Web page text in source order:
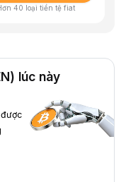
40 loại tiền tệ fiat
lúc này
được